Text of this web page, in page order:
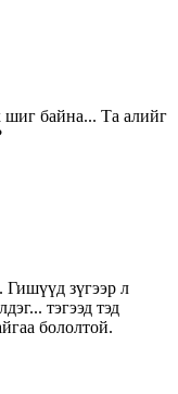
шиг байна... Та алийг
Гишүүд зүгээр л
тэгээд тэд
бололтой.